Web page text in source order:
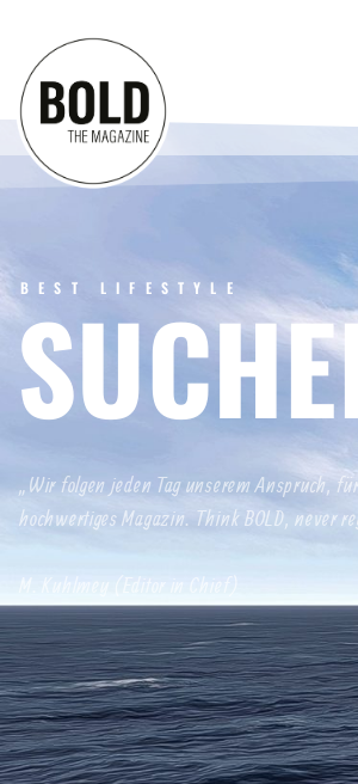
BEST LIFESTYLE
„Wir folgen jeden Tag unserem Anspruch,
hochwertiges Magazin. Think BOLD, never
M. Kuhlmey (Editor in Chief)